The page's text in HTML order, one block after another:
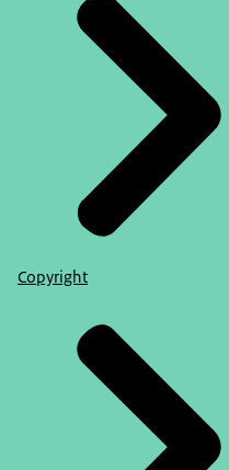
Copyright